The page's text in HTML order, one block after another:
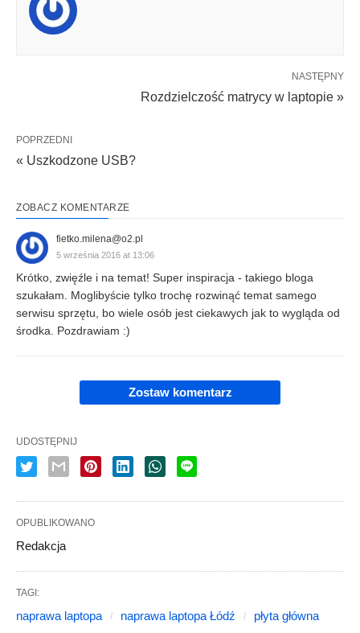
NASTĘPNY
Rozdzielczość matrycy w laptopie »
POPRZEDNI
« Uszkodzone USB?
ZOBACZ KOMENTARZE
fietko.milena@o2.pl
5 września 2016 at 13:06
Krótko, zwięźle i na temat! Super inspiracja - takiego bloga
szukałam. Moglibyście tylko trochę rozwinąć temat samego
serwisu sprzętu, bo wiele osób jest ciekawych jak to wygląda od
środka. Pozdrawiam :)
Zostaw komentarz
UDOSTĘPNIJ
OPUBLIKOWANO
Redakcja
TAGI:
naprawa laptopa naprawa laptopa Łódź płyta główna